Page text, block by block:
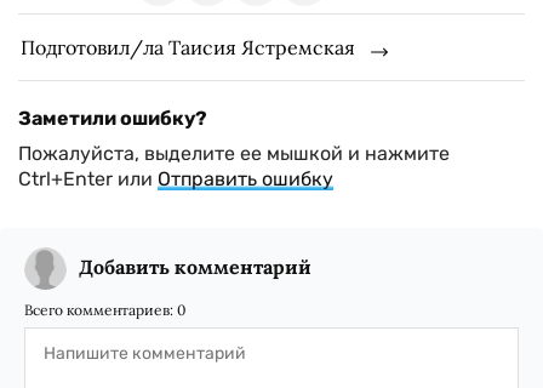
Подготовил/ла Таисия Ястремская
Заметили ошибку?
Пожалуйста, выделите ее мышкой и нажмите
Ctrl+Enter или Отправить ошибку
Добавить комментарий
Всего комментариев: 0